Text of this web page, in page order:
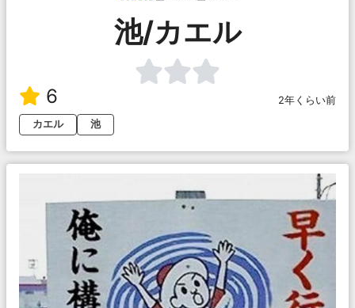
池/カエル
6
2年くらい前
カエル
池